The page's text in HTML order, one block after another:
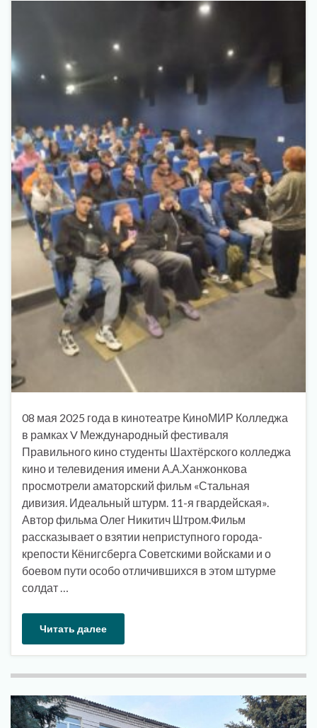
08 мая 2025 года в кинотеатре КиноМИР Колледжа
в рамках V Международный фестиваля
Правильного кино студенты Шахтёрского колледжа
кино и телевидения имени А.А.Ханжонкова
просмотрели аматорский фильм «Стальная
дивизия. Идеальный штурм. 11-я гвардейская».
Автор фильма Олег Никитич Штром.Фильм
рассказывает о взятии неприступного города-
крепости Кёнигсберга Советскими войсками и о
боевом пути особо отличившихся в этом штурме
солдат …
Читать далее